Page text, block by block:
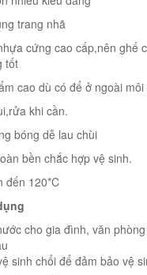
trang nhã
cứng cao cấp,nên ghế
tốt
cao dù có để ở ngoài
khi cần.
bóng dễ lau chùi
bền chắc hợp vệ sinh.
đến 120*C
cho gia đình, văn
sinh chổi để đảm bảo vệ